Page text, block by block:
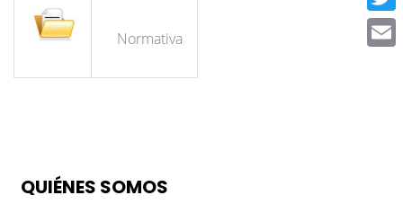
Normativa
QUIÉNES SOMOS